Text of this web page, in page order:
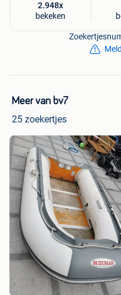
2.948x
bekeken
Meer van bv7
25 zoekertjes